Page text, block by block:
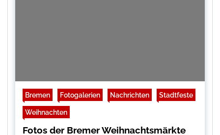
Bremen Fotogalerien Nachrichten Stadtfeste
Weihnachten
Fotos der Bremer Weihnachtsmärkte